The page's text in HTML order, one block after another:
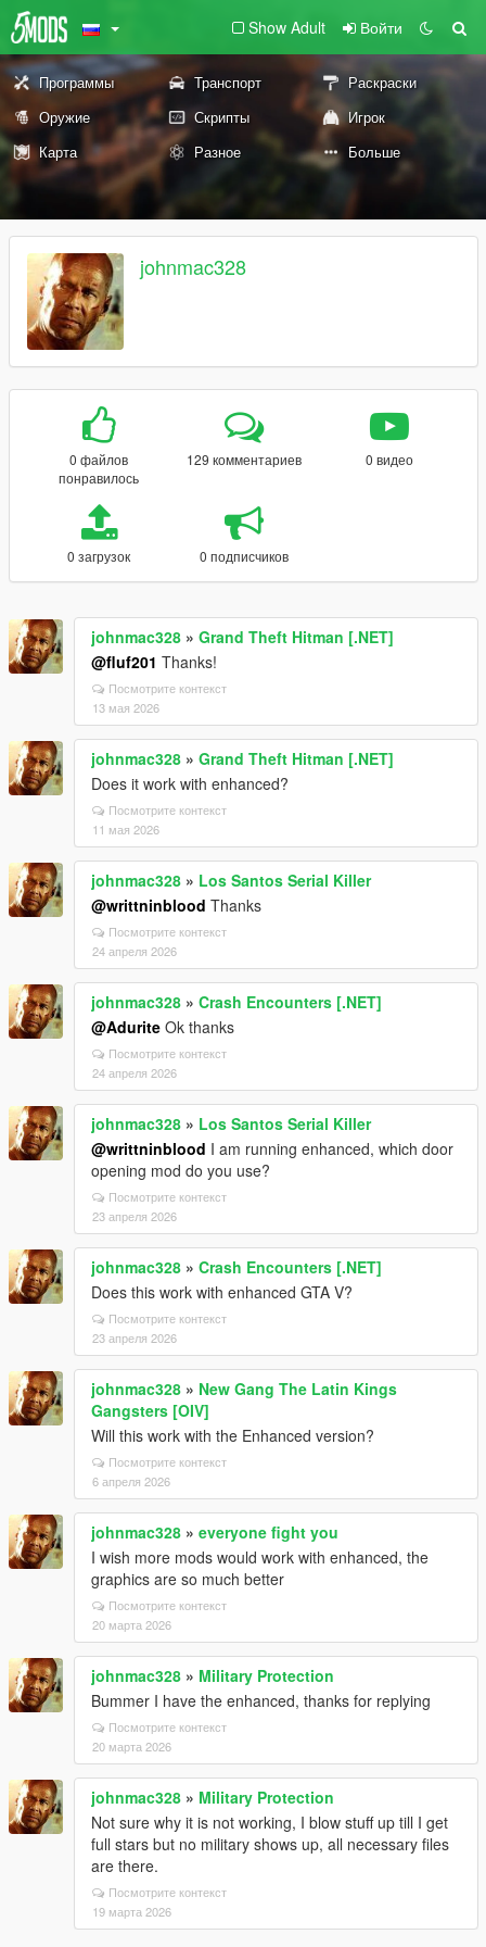
Show Adult Войти
Программы Транспорт
Раскраски
Оружие
Скрипты
Игрок
Карта
Разное Больше
johnmac328
0 файлов
понравилось
129 комментариев 0 видео
0 загрузок 0 подписчиков
johnmac328 » Grand Theft Hitman [.NET]
@fluf201 Thanks!
Посмотрите контекст
13 мая 2026
johnmac328 » Grand Theft Hitman [.NET]
Does it work with enhanced?
Посмотрите контекст
11 мая 2026
johnmac328 » Los Santos Serial Killer
@writtninblood Thanks
Посмотрите контекст
24 апреля 2026
johnmac328 » Crash Encounters [.NET]
@Adurite Ok thanks
Посмотрите контекст
24 апреля 2026
johnmac328 » Los Santos Serial Killer
@writtninblood I am running enhanced, which door
opening mod do you use?
Посмотрите контекст
23 апреля 2026
johnmac328 » Crash Encounters [.NET]
Does this work with enhanced GTA V?
Посмотрите контекст
23 апреля 2026
johnmac328 » New Gang The Latin Kings
Gangsters [OIV]
Will this work with the Enhanced version?
Посмотрите контекст
6 апреля 2026
johnmac328 » everyone fight you
I wish more mods would work with enhanced, the
graphics are so much better
Посмотрите контекст
20 марта 2026
johnmac328 » Military Protection
Bummer I have the enhanced, thanks for replying
Посмотрите контекст
20 марта 2026
johnmac328 » Military Protection
Not sure why it is not working, I blow stuff up till I get
full stars but no military shows up, all necessary files
are there.
Посмотрите контекст
19 марта 2026